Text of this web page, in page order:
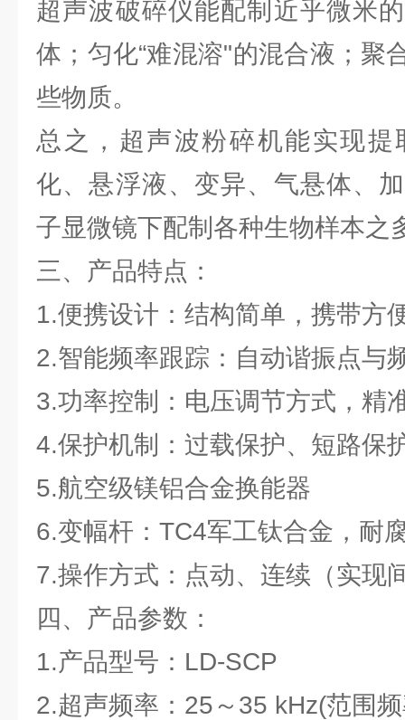
超声波破碎仪能配制近乎微米
体；匀化“难混溶"的混合液；聚
些物质。
总之，超声波粉碎机能实现
化、悬浮液、变异、气悬体、
子显微镜下配制各种生物样本之
三、产品特点：
1.便携设计：结构简单，携带方
2.智能频率跟踪：自动谐振点与
3.功率控制：电压调节方式，精
4.保护机制：过载保护、短路保
5.航空级镁铝合金换能器
6.变幅杆：TC4军工钛合金，耐
7.操作方式：点动、连续（实现
四、产品参数：
1.产品型号：LD-SCP
2.超声频率：25～35 kHz(范围